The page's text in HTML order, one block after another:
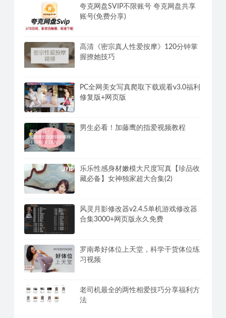
夸克网盘SVIP不限账号 夸克网盘共享
账号(免费分享)
高清《密宗真人性爱按摩》120分钟掌
握撩她技巧
PC全网美女写真爬取下载观看v3.0福利
修复版+网页版
男生必看！加藤鹰的指爱视频教程
乐乐性感身材嫩模大尺度写真【珍品收
藏必备】女神独家超大合集(2)
风灵月影修改器v2.4.5单机游戏修改器
合集3000+网页版永久免费
罗南希好体位上天堂，科学干货体位练
习视频
老司机最全的两性相爱技巧分享福利方
法